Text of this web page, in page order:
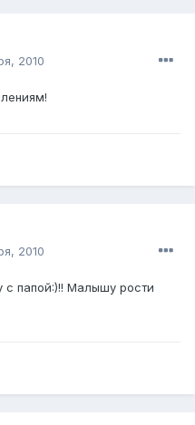
2010
2010
папой:)!! Малышу рости